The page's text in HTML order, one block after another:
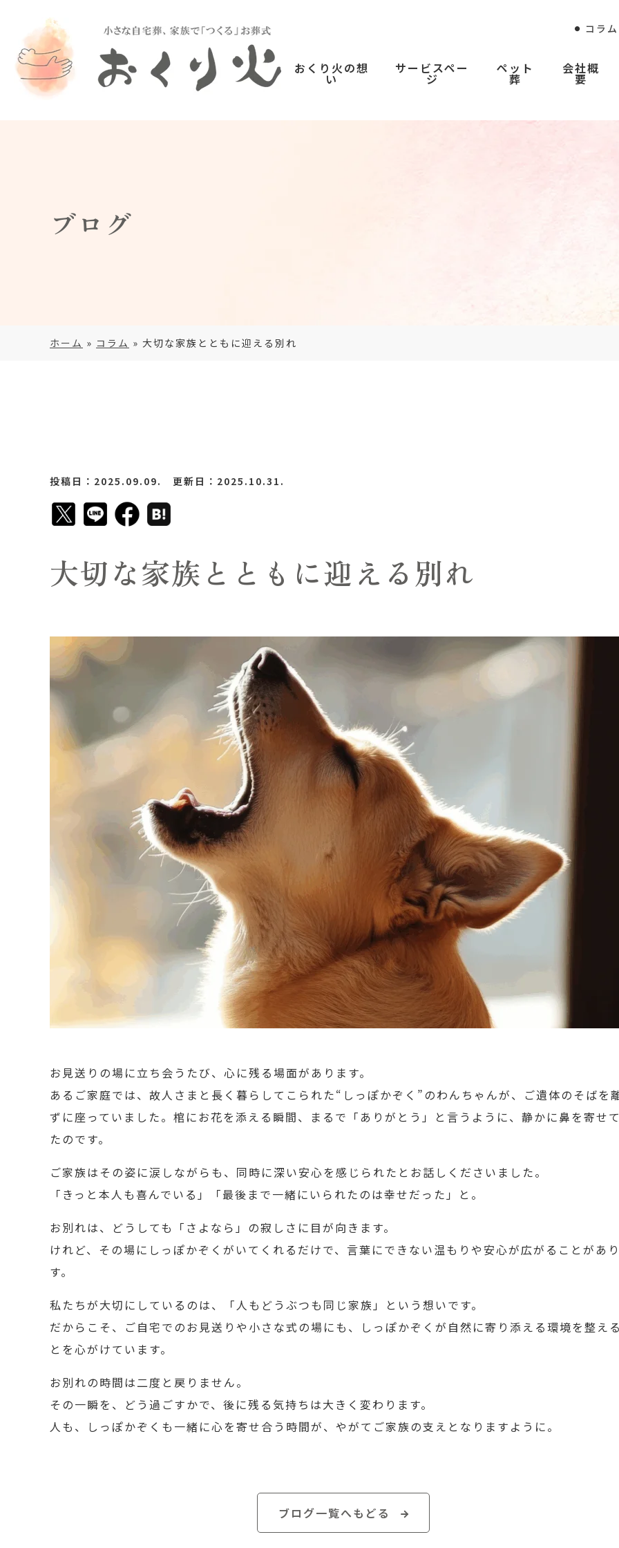
コラム
おくり火の想
い
サービスペー
ジ
ペット
葬
会社概
要
ブログ
ホーム » コラム » 大切な家族とともに迎える別れ
投稿日：2025.09.09. 更新日：2025.10.31.
大切な家族とともに迎える別れ
お見送りの場に立ち会うたび、心に残る場面があります。
あるご家庭では、故人さまと長く暮らしてこられた“しっぽかぞく”のわんちゃんが、ご遺体のそばを
ずに座っていました。棺にお花を添える瞬間、まるで「ありがとう」と言うように、静かに鼻を寄せ
たのです。
ご家族はその姿に涙しながらも、同時に深い安心を感じられたとお話しくださいました。
「きっと本人も喜んでいる」「最後まで一緒にいられたのは幸せだった」と。
お別れは、どうしても「さよなら」の寂しさに目が向きます。
けれど、その場にしっぽかぞくがいてくれるだけで、言葉にできない温もりや安心が広がることがあ
す。
私たちが大切にしているのは、「人もどうぶつも同じ家族」という想いです。
だからこそ、ご自宅でのお見送りや小さな式の場にも、しっぽかぞくが自然に寄り添える環境を整え
とを心がけています。
お別れの時間は二度と戻りません。
その一瞬を、どう過ごすかで、後に残る気持ちは大きく変わります。
人も、しっぽかぞくも一緒に心を寄せ合う時間が、やがてご家族の支えとなりますように。
ブログ一覧へもどる